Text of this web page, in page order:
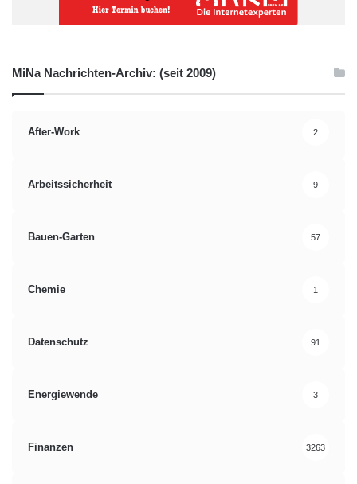
MiNa Nachrichten-Archiv: (seit 2009)
After-Work 2
Arbeitssicherheit 9
Bauen-Garten 57
Chemie 1
Datenschutz 91
Energiewende 3
Finanzen 3263